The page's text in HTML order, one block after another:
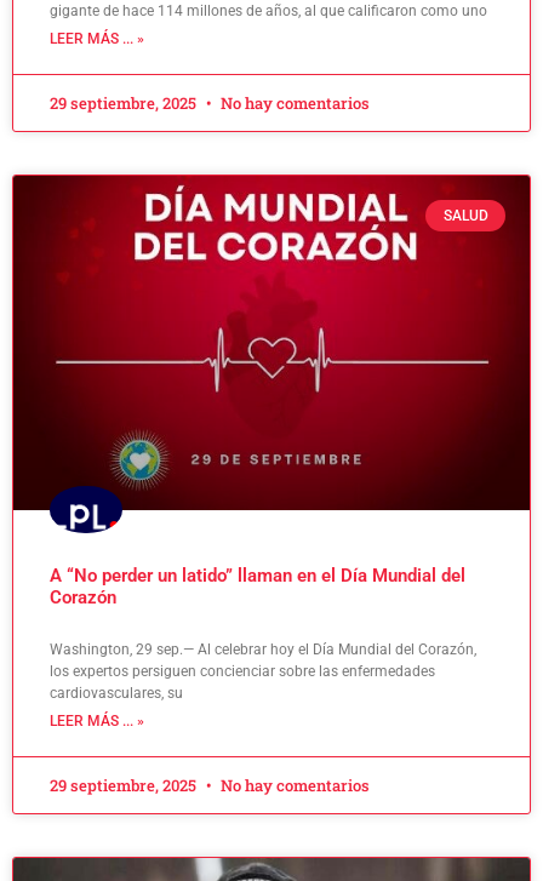
gigante de hace 114 millones de años, al que calificaron como uno
LEER MÁS ... »
29 septiembre, 2025 No hay comentarios
SALUD
A “No perder un latido” llaman en el Día Mundial del
Corazón
Washington, 29 sep.— Al celebrar hoy el Día Mundial del Corazón,
los expertos persiguen concienciar sobre las enfermedades
cardiovasculares, su
LEER MÁS ... »
29 septiembre, 2025 No hay comentarios